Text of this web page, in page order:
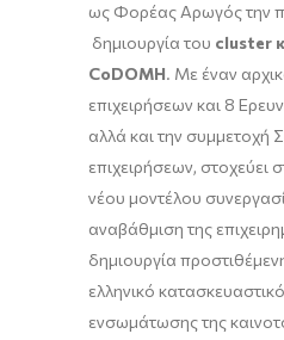
ως Φορέας Αρωγός την
δημιουργία του cluster
CoDOMH. Με έναν
επιχειρήσεων και 8
αλλά και την συμμετοχή
επιχειρήσεων, στοχεύει
νέου μοντέλου
αναβάθμιση της
δημιουργία
ελληνικό
ενσωμάτωσης της